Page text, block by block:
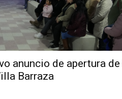
anuncio de apertura
Barraza